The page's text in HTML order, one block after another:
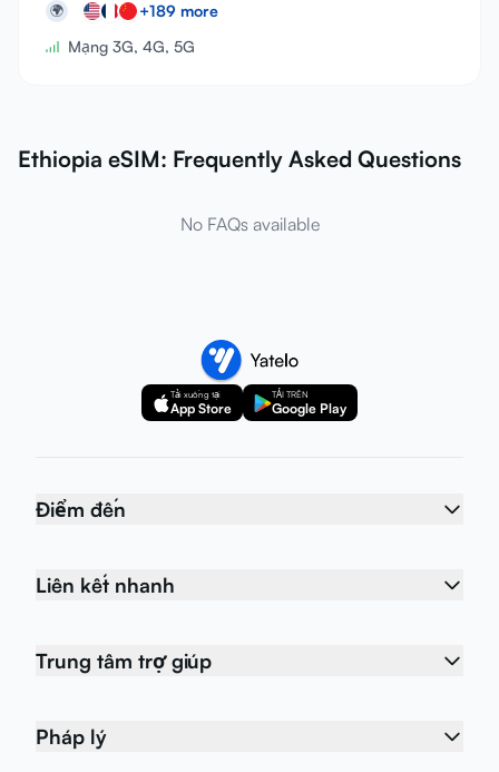
🌍 +189 more
Mạng 3G, 4G, 5G
Ethiopia eSIM: Frequently Asked Questions
No FAQs available
Tải xuống tại
App Store
TẢI TRÊN
Google Play
Điểm đến
Liên kết nhanh
Trung tâm trợ giúp
Pháp lý